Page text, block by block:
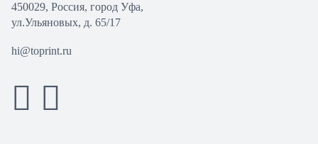
450029, Россия, город Уфа,
ул.Ульяновых, д. 65/17
hi@toprint.ru